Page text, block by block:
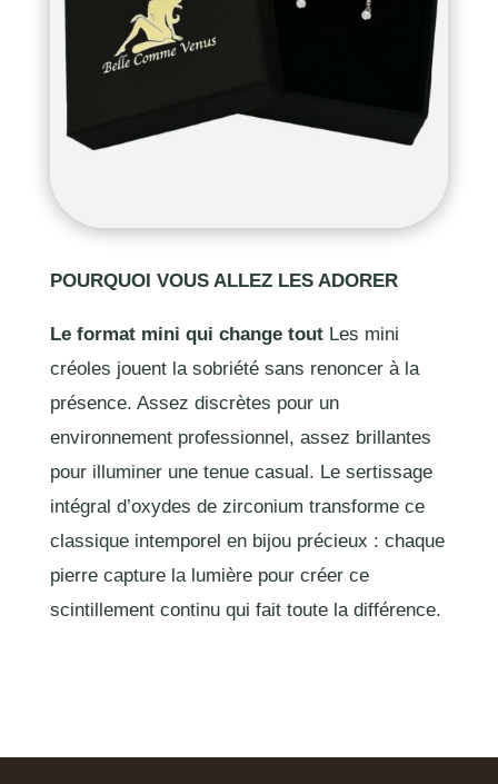
POURQUOI VOUS ALLEZ LES ADORER
Le format mini qui change toutLes mini
créoles jouent la sobriété sans renoncer à la
présence. Assez discrètes pour un
environnement professionnel, assez brillantes
pour illuminer une tenue casual. Le sertissage
intégral d’oxydes de zirconium transforme ce
classique intemporel en bijou précieux : chaque
pierre capture la lumière pour créer ce
scintillement continu qui fait toute la différence.